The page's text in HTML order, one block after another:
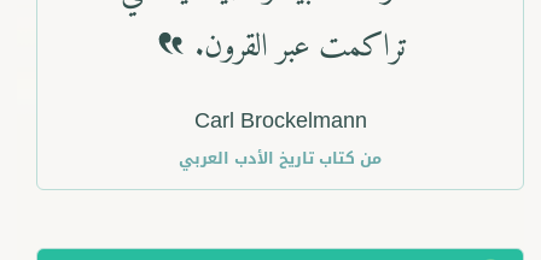
تراكمت عبر القرون.
Carl Brockelmann
من كتاب تاريخ الأدب العربي